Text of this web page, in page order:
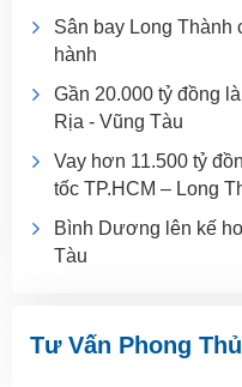
Sân bay Long Thành
hành
Gần 20.000 tỷ đồng
Rịa - Vũng Tàu
Vay hơn 11.500 tỷ
tốc TP.HCM – Long
Bình Dương lên kế
Tàu
Tư Vấn Phong